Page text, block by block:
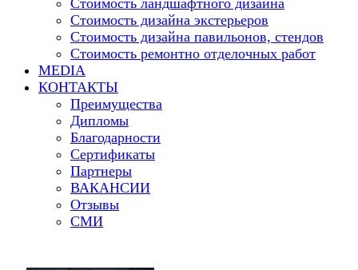
Стоимость ландшафтного дизайна
Стоимость дизайна экстерьеров
Стоимость дизайна павильонов, стендов
Стоимость ремонтно отделочных работ
MEDIA
КОНТАКТЫ
Преимущества
Дипломы
Благодарности
Сертификаты
Партнеры
ВАКАНСИИ
Отзывы
СМИ